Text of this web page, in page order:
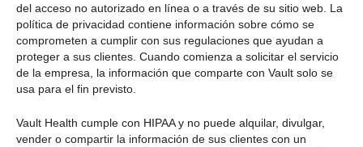
del acceso no autorizado en línea o a través de su sitio web. La
política de privacidad contiene información sobre cómo se
comprometen a cumplir con sus regulaciones que ayudan a
proteger a sus clientes. Cuando comienza a solicitar el servicio
de la empresa, la información que comparte con Vault solo se
usa para el fin previsto.
Vault Health cumple con HIPAA y no puede alquilar, divulgar,
vender o compartir la información de sus clientes con un